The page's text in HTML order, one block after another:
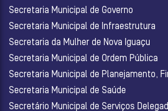
Secretaria Municipal de Governo
Secretaria Municipal de Infraestrutura
Secretaria da Mulher de Nova Iguaçu
Secretaria Municipal de Ordem Pública
Secretaria Municipal de Planejamento,
Secretaria Municipal de Saúde
Secretário Municipal de Serviços